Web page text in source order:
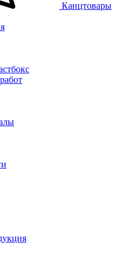
Канцтовары